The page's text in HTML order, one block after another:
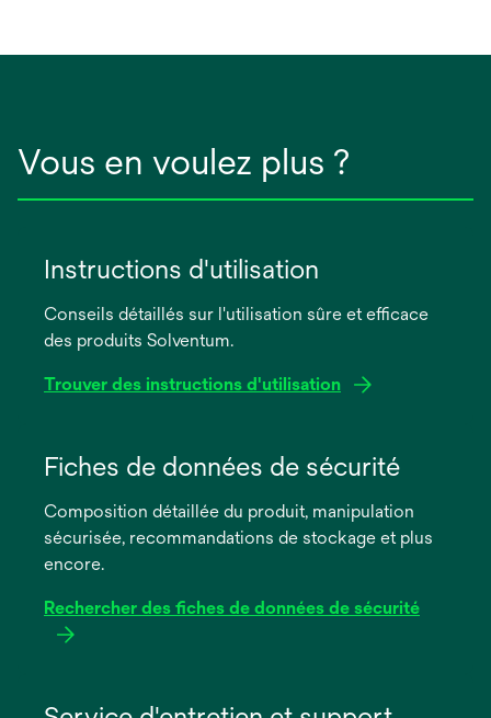
Vous en voulez plus ?
Instructions d'utilisation
Conseils détaillés sur l'utilisation sûre et efficace
des produits Solventum.
Trouver des instructions d'utilisation
dans
nouvel
onglet
Fiches de données de sécurité
Composition détaillée du produit, manipulation
sécurisée, recommandations de stockage et plus
encore.
Rechercher des fiches de données de sécurité
dans